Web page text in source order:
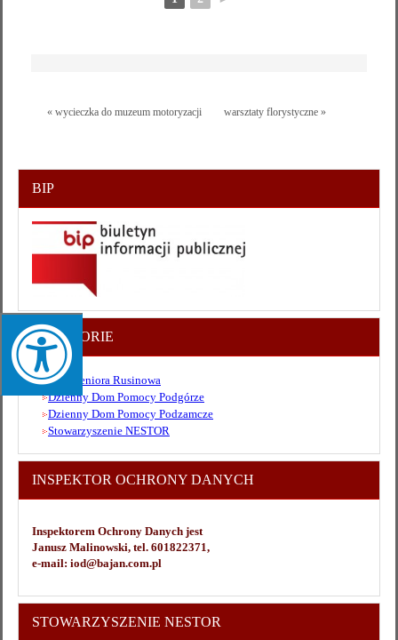
« wycieczka do muzeum motoryzacji warsztaty florystyczne »
BIP
KATEGORIE
Dom Seniora Rusinowa
Dzienny Dom Pomocy Podgórze
Dzienny Dom Pomocy Podzamcze
Stowarzyszenie NESTOR
INSPEKTOR OCHRONY DANYCH
Inspektorem Ochrony Danych jest
Janusz Malinowski, tel. 601822371,
e-mail: iod@bajan.com.pl
STOWARZYSZENIE NESTOR